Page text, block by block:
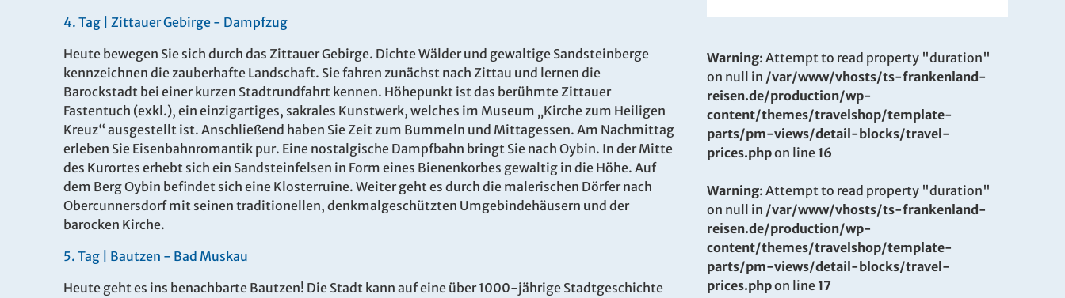
4. Tag |
Zittauer Gebirge - Dampfzug
Heute bewegen Sie sich durch das Zittauer Gebirge. Dichte Wälder und gewaltige Sandsteinberge
kennzeichnen die zauberhafte Landschaft. Sie fahren zunächst nach Zittau und lernen die
Barockstadt bei einer kurzen Stadtrundfahrt kennen. Höhepunkt ist das berühmte Zittauer
Fastentuch (exkl.), ein einzigartiges, sakrales Kunstwerk, welches im Museum „Kirche zum Heiligen
Kreuz“ ausgestellt ist. Anschließend haben Sie Zeit zum Bummeln und Mittagessen. Am Nachmittag
erleben Sie Eisenbahnromantik pur. Eine nostalgische Dampfbahn bringt Sie nach Oybin. In der Mitte
des Kurortes erhebt sich ein Sandsteinfelsen in Form eines Bienenkorbes gewaltig in die Höhe. Auf
dem Berg Oybin befindet sich eine Klosterruine. Weiter geht es durch die malerischen Dörfer nach
Obercunnersdorf mit seinen traditionellen, denkmalgeschützten Umgebindehäusern und der
barocken Kirche.
5. Tag |
Bautzen - Bad Muskau
Heute geht es ins benachbarte Bautzen! Die Stadt kann auf eine über 1000-jährige Stadtgeschichte
Warning: Attempt to read property "duration"
on null in /var/www/vhosts/ts-frankenland-
reisen.de/production/wp-
content/themes/travelshop/template-
parts/pm-views/detail-blocks/travel-
prices.phpon line 16
Warning: Attempt to read property "duration"
on null in /var/www/vhosts/ts-frankenland-
reisen.de/production/wp-
content/themes/travelshop/template-
parts/pm-views/detail-blocks/travel-
prices.phpon line 17